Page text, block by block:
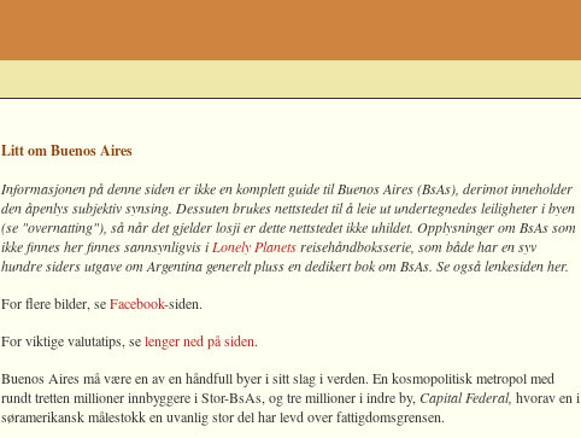
Litt om Buenos Aires
Informasjonen på denne siden er ikke en komplett guide til Buenos Aires (BsAs), derimot inneholder
den åpenlys subjektiv synsing. Dessuten brukes nettstedet til å leie ut undertegnedes leiligheter i byen
(se "overnatting"), så når det gjelder losji er dette nettstedet ikke uhildet. Opplysninger om BsAs som
ikke finnes her finnes sannsynligvis iLonely Planetsreisehåndboksserie, som både har en syv
hundre siders utgave om Argentina generelt pluss en dedikert bok om BsAs. Se også lenkesiden her.
For flere bilder, seFacebook-siden.
For viktige valutatips, selenger ned på siden.
Buenos Aires må være en av en håndfull byer i sitt slag i verden. En kosmopolitisk metropol med
rundt tretten millioner innbyggere i Stor-BsAs, og tre millioner i indre by, Capital Federal, hvorav en i
søramerikansk målestokk en uvanlig stor del har levd over fattigdomsgrensen.